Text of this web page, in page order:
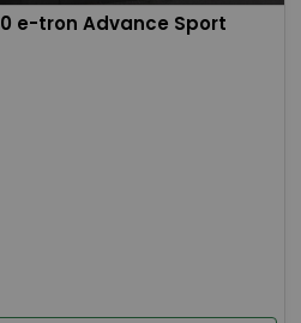
e-tron Advance Sport